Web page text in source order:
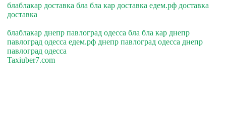
блаблакар доставка бла бла кар доставка едем.рф доставка
доставка
блаблакар днепр павлоград одесса бла бла кар днепр
павлоград одесса едем.рф днепр павлоград одесса днепр
павлоград одесса
Taxiuber7.com